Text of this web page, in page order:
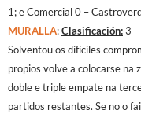
1; e Comercial 0 –
MURALLA:Clasificación:3
Solventou os difíciles
propios volve a colocarse na
doble e triple empate na
partidos restantes. Se no o